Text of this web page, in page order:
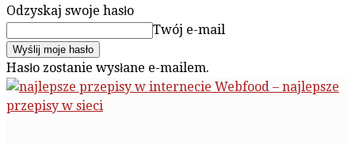
Odzyskaj swoje hasło
Twój e-mail
Hasło zostanie wysłane e-mailem.
Webfood – najlepsze
przepisy w sieci